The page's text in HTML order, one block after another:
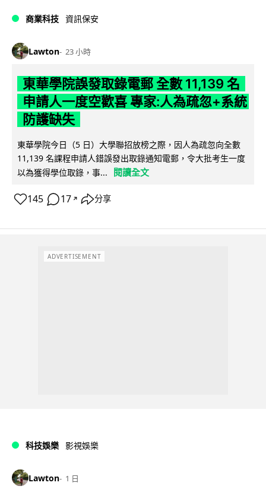
商業科技 資訊保安
Lawton 23 小時
東華學院誤發取錄電郵 全數 11,139 名
申請人一度空歡喜 專家:人為疏忽+系統
防護缺失
東華學院今日（5 日）大學聯招放榜之際，因人為疏忽向全數
11,139 名課程申請人錯誤發出取錄通知電郵，令大批考生一度
以為獲得學位取錄，事...
閱讀全文
145 17 ↗ 分享
ADVERTISEMENT
科技娛樂 影視娛樂
Lawton 1 日